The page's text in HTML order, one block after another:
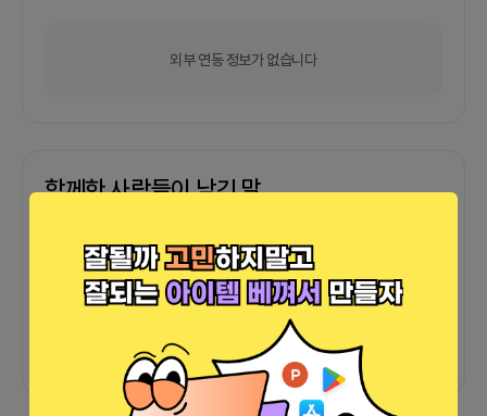
외부 연동 정보가 없습니다
함께한 사람들이 남긴 말
커피챗 0 프로젝트 0 프로챗
아직 후기가 도착하지 않았습니다